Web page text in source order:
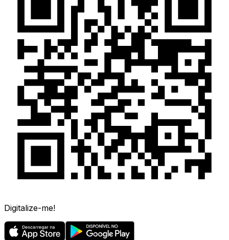
Digitalize-me!